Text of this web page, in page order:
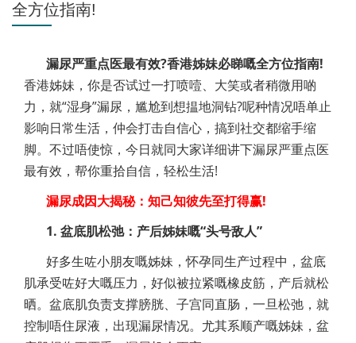
全方位指南!
漏尿严重点医最有效?香港姊妹必睇嘅全方位指南!
香港姊妹，你是否试过一打喷噎、大笑或者稍微用啲
力，就“湿身”漏尿，尴尬到想揾地洞钻?呢种情况唔单止
影响日常生活，仲会打击自信心，搞到社交都缩手缩
脚。不过唔使惊，今日就同大家详细讲下漏尿严重点医
最有效，帮你重拾自信，轻松生活!
漏尿成因大揭秘：知己知彼先至打得赢!
1. 盆底肌松弛：产后姊妹嘅“头号敌人”
好多生咗小朋友嘅姊妹，怀孕同生产过程中，盆底
肌承受咗好大嘅压力，好似被拉紧嘅橡皮筋，产后就松
晒。盆底肌负责支撑膀胱、子宫同直肠，一旦松弛，就
控制唔住尿液，出现漏尿情况。尤其系顺产嘅姊妹，盆